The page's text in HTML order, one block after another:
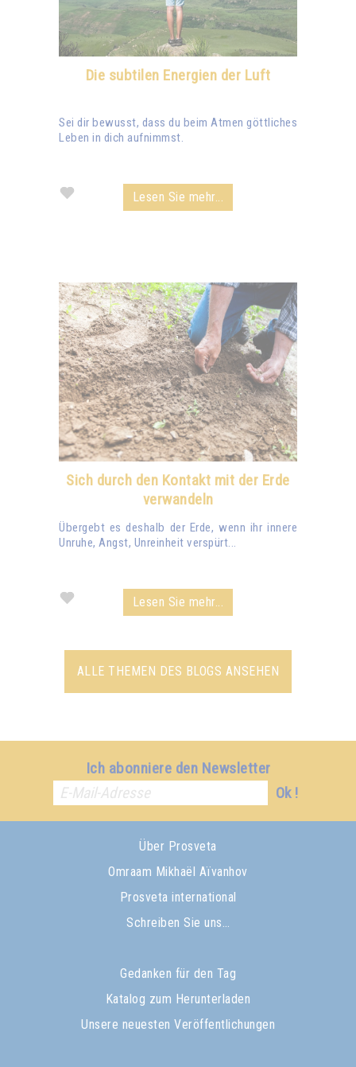
Die subtilen Energien der Luft
Sei dir bewusst, dass du beim Atmen göttliches
Leben in dich aufnimmst.
Lesen Sie mehr...
Sich durch den Kontakt mit der Erde
verwandeln
Übergebt es deshalb der Erde, wenn ihr innere
Unruhe, Angst, Unreinheit verspürt...
Lesen Sie mehr...
ALLE THEMEN DES BLOGS ANSEHEN
Ich abonniere den Newsletter
Ok !
Über Prosveta
Omraam Mikhaël Aïvanhov
Prosveta international
Schreiben Sie uns…
Gedanken für den Tag
Katalog zum Herunterladen
Unsere neuesten Veröffentlichungen